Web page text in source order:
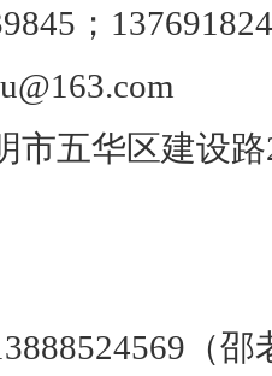
；
市五华区建设
（邵